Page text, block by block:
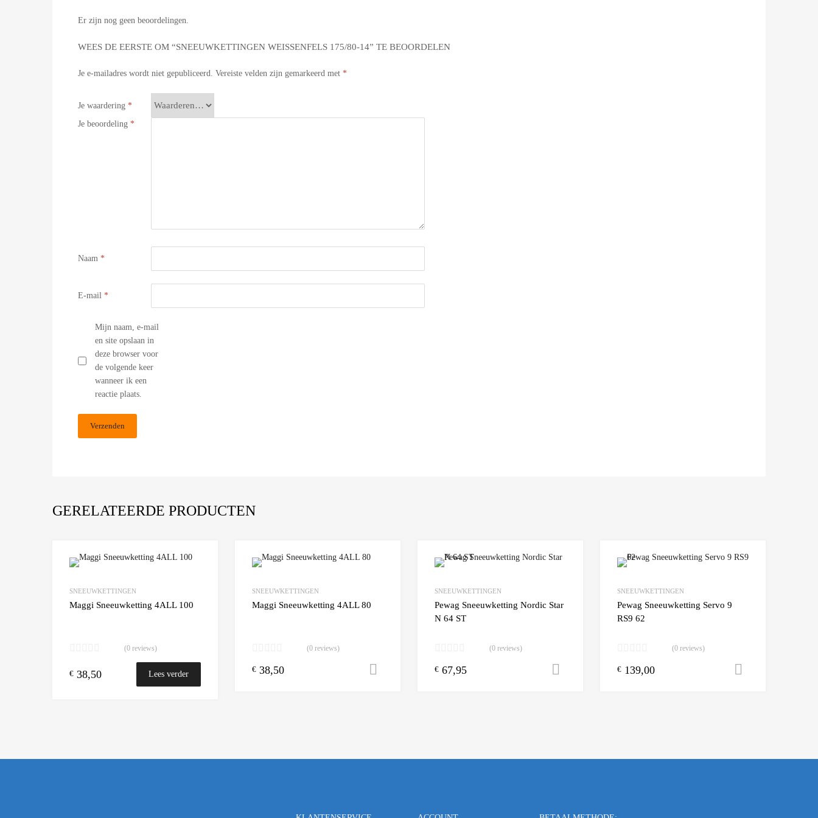
Er zijn nog geen beoordelingen.
WEES DE EERSTE OM “SNEEUWKETTINGEN WEISSENFELS 175/80-14” TE BEOORDELEN
Je e-mailadres wordt niet gepubliceerd. Vereiste velden zijn gemarkeerd met *
Je waardering *
Je beoordeling *
Naam *
E-mail *
Mijn naam, e-mail
en site opslaan in
deze browser voor
de volgende keer
wanneer ik een
reactie plaats.
GERELATEERDE PRODUCTEN
Add to Wishlist
SNEEUWKETTINGEN
Maggi Sneeuwketting 4ALL 100
(0 reviews)
€ 38,50 Lees verder
Add to Wishlist
SNEEUWKETTINGEN
Maggi Sneeuwketting 4ALL 80
(0 reviews)
€ 38,50 Toevoegen aan winkelwagen
Add to Wishlist
SNEEUWKETTINGEN
Pewag Sneeuwketting Nordic Star
N 64 ST
(0 reviews)
€ 67,95 Toevoegen aan winkelwagen
SNEEUWKETTINGEN
Pewag Sneeuwketting Servo 9
RS9 62
(0 reviews)
€ 139,00